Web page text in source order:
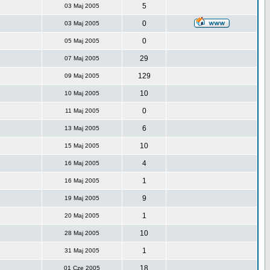
03 Maj 2005 5
03 Maj 2005 0
05 Maj 2005 0
07 Maj 2005 29
09 Maj 2005 129
10 Maj 2005 10
11 Maj 2005 0
13 Maj 2005 6
15 Maj 2005 10
16 Maj 2005 4
16 Maj 2005 1
19 Maj 2005 9
20 Maj 2005 1
28 Maj 2005 10
31 Maj 2005 1
01 Cze 2005 18